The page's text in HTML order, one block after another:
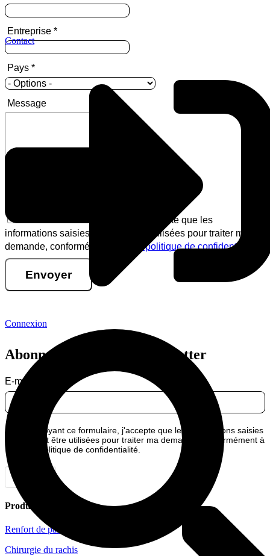
Contact
Connexion
Entreprise *
Pays *
Message
En soumettant ce formulaire, j'accepte que les
informations saisies puissent être utilisées pour traiter ma
demande, conformément à
notre politique de confidentialité
Envoyer
Abonnez-vous à notre newsletter
E-mail
En envoyant ce formulaire, j'accepte que les informations saisies
puissent être utilisées pour traiter ma demande, conformément à
notre politique de confidentialité.
Produits
Renfort de paroi
Chirurgie du rachis